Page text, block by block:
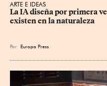
ARTE E IDEAS
La IA diseña por primera
existen en la naturaleza
Por Europa Press